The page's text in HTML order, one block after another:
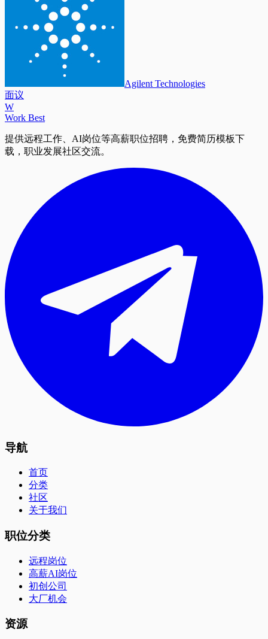
Agilent Technologies
面议
W
Work Best
提供远程工作、AI岗位等高薪职位招聘，免费简历模板下
载，职业发展社区交流。
导航
首页
分类
社区
关于我们
职位分类
远程岗位
高薪AI岗位
初创公司
大厂机会
资源